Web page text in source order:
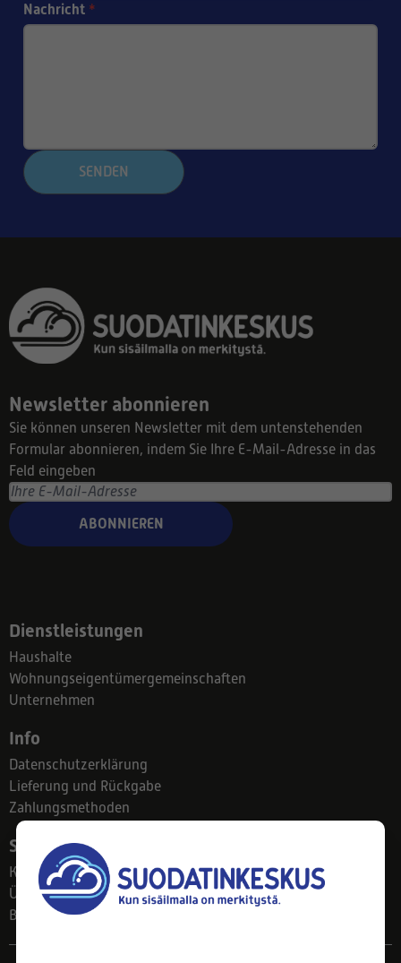
Nachricht *
SENDEN
Newsletter abonnieren
Sie können unseren Newsletter mit dem untenstehenden
Formular abonnieren, indem Sie Ihre E-Mail-Adresse in das
Feld eingeben
ABONNIEREN
Dienstleistungen
Haushalte
Wohnungseigentümergemeinschaften
Unternehmen
Info
Datenschutzerklärung
Lieferung und Rückgabe
Zahlungsmethoden
Suodatinkeskus
Kontakt
Über uns
Blog